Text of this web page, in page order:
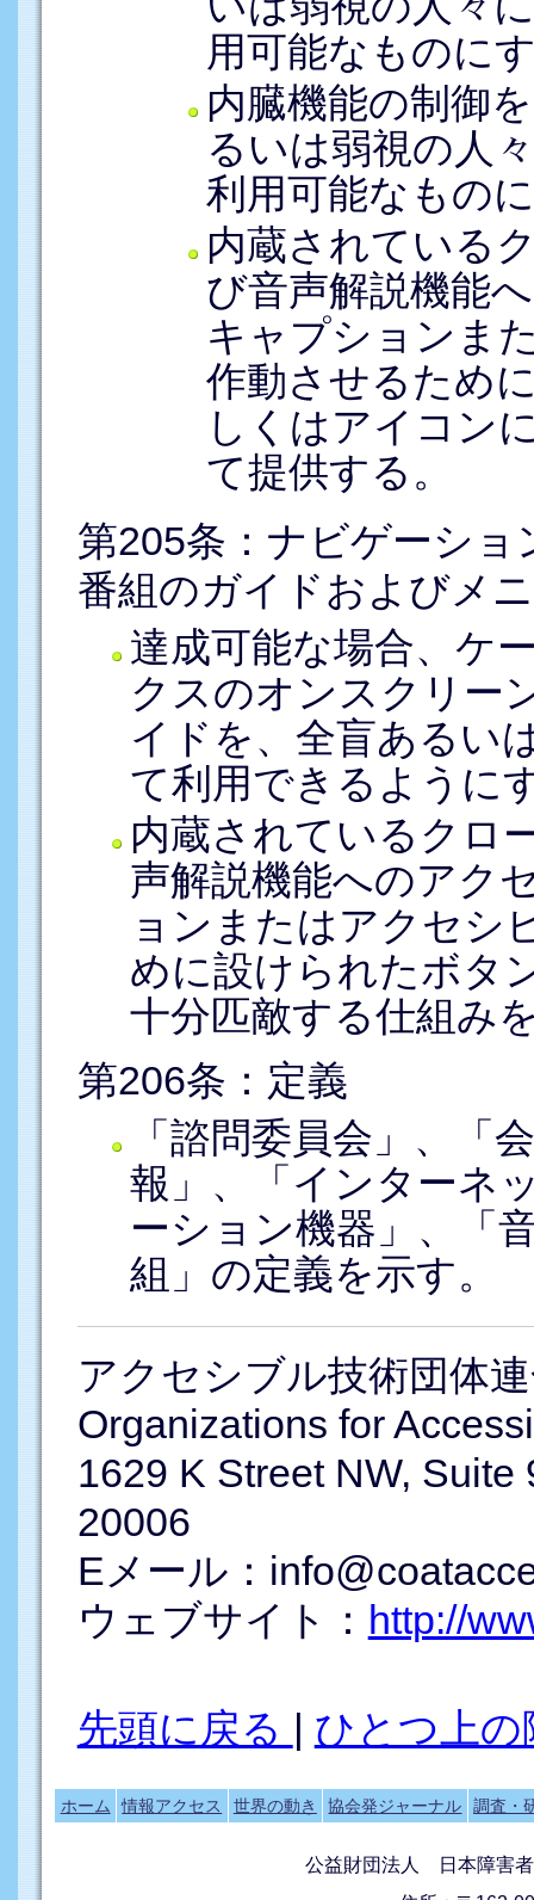
用可能なものに
内臓機能の制御
るいは弱視の人
利用可能なもの
内蔵されている
び音声解説機能
キャプションま
作動させるため
しくはアイコン
て提供する。
第205条：ナビゲーシ
番組のガイドおよびメ
達成可能な場合、ケ
クスのオンスクリー
イドを、全盲あるい
て利用できるように
内蔵されているクロ
声解説機能へのアク
ョンまたはアクセシ
めに設けられたボタ
十分匹敵する仕組み
第206条：定義
「諮問委員会」、「
報」、「インターネ
ーション機器」、「
組」の定義を示す。
アクセシブル技術団体
Organizations for
1629 K Street NW,
20006
Eメール：
ウェブサイト： http://
先頭に戻る | ひとつ上の
ホーム 情報アクセス 世界の動き 協会発ジャーナル 調査・
公益財団法人 日本障害